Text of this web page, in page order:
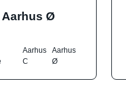
Ø
Aarhus
C
Aarhus
Ø